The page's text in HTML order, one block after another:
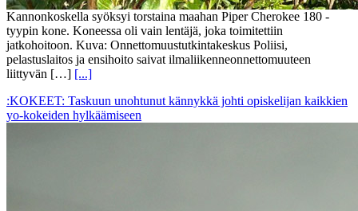
Kannonkoskella syöksyi torstaina maahan Piper Cherokee 180 -
tyypin kone. Koneessa oli vain lentäjä, joka toimitettiin
jatkohoitoon. Kuva: Onnettomuustutkintakeskus Poliisi,
pelastuslaitos ja ensihoito saivat ilmaliikenneonnettomuuteen
liittyvän […] [...]
:KOKEET: Taskuun unohtunut kännykkä johti opiskelijan kaikkien
yo-kokeiden hylkäämiseen